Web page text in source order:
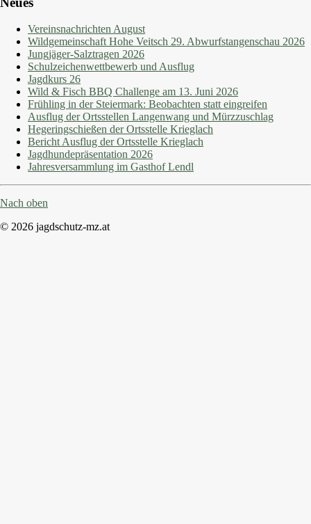
Vereinsnachrichten August
Wildgemeinschaft Hohe Veitsch 29. Abwurfstangenschau 2026
Jungjäger-Salztragen 2026
Schulzeichenwettbewerb und Ausflug
Jagdkurs 26
Wild & Fisch BBQ Challenge am 13. Juni 2026
Frühling in der Steiermark: Beobachten statt eingreifen
Ausflug der Ortsstellen Langenwang und Mürzzuschlag
Hegeringschießen der Ortsstelle Krieglach
Bericht Ausflug der Ortsstelle Krieglach
Jagdhundepräsentation 2026
Jahresversammlung im Gasthof Lendl
Nach oben
© 2026 jagdschutz-mz.at